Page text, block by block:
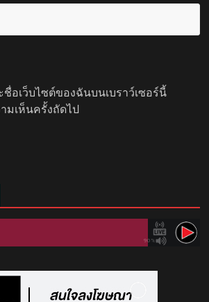
อเว็บไซต์ของฉันบนเบราว์เซอร์นี้
มเห็นครั้งถัดไป
90%